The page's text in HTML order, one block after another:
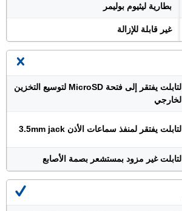
بطارية ليثيوم بوليمر
غير قابلة للإزالة
التابلت يفتقر إلى فتحة MicroSD لتوسيع التخزين
الخارجي
التابلت يفتقر لمنفذ سماعات الأذن 3.5mm jack
التابلت غير مزود بمستشعر بصمة الأصابع